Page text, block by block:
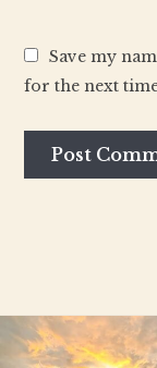
Save my
for the next